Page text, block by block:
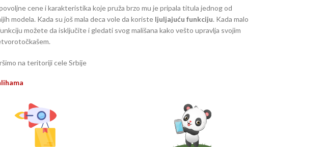
cene i karakteristika koje pruža brzo mu je pripala titula jednog od
modela. Kada su još mala deca vole da koriste ljuljajuću funkciju. Kada malo
možete da isključite i gledati svog mališana kako vešto upravlja svojim
na teritoriji cele Srbije